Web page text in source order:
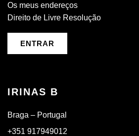
Os meus endereços
Direito de Livre Resolução
ENTRAR
IRINAS B
Braga – Portugal
+351 917949012